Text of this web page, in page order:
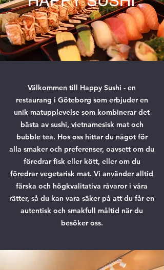
Välkommen till Happy Sushi - en
restaurang i Göteborg som erbjuder en
unik matupplevelse som kombinerar det
bästa av sushi, vietnamesisk mat och
bubble tea. Hos oss hittar du något för
alla smaker och preferenser, oavsett om du
föredrar fisk eller kött, eller om du
föredrar vegetarisk mat. Vi använder alltid
färska och högkvalitativa råvaror i våra
rätter, så du kan vara säker på att du får en
autentisk och smakfull måltid när du
besöker oss.